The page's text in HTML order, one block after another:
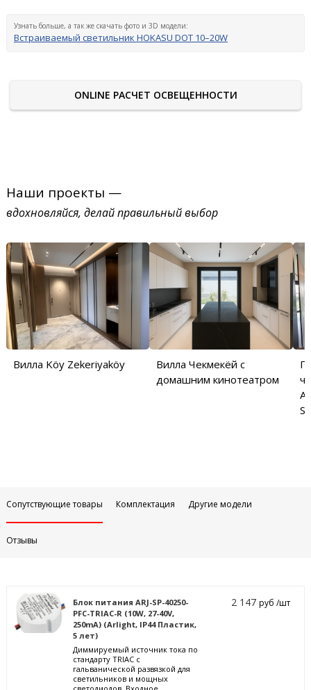
Узнать больше, а так же скачать фото и 3D модели:
Встраиваемый светильник HOKASU DOT 10–20W
ONLINE РАСЧЕТ ОСВЕЩЕННОСТИ
Наши проекты —
вдохновляйся, делай правильный выбор
Вилла Köy Zekeriyaköy
Вилла Чекмекёй с
домашним кинотеатром
Сопутствующие товары Комплектация Другие модели
Отзывы
Блок питания ARJ-SP-40250-
PFC-TRIAC-R (10W, 27-40V,
250mA) (Arlight, IP44 Пластик,
5 лет)
Диммируемый источник тока по
стандарту TRIAC с
гальванической развязкой для
светильников и мощных
2 147руб /шт